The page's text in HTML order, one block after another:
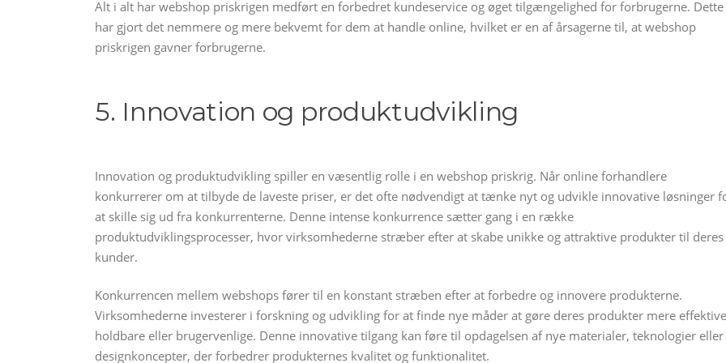
Alt i alt har webshop priskrigen medført en forbedret kundeservice og øget tilgængelighed for forbrugerne. Dette
har gjort det nemmere og mere bekvemt for dem at handle online, hvilket er en af årsagerne til, at webshop
priskrigen gavner forbrugerne.
5. Innovation og produktudvikling
Innovation og produktudvikling spiller en væsentlig rolle i en webshop priskrig. Når online forhandlere
konkurrerer om at tilbyde de laveste priser, er det ofte nødvendigt at tænke nyt og udvikle innovative løsninger
at skille sig ud fra konkurrenterne. Denne intense konkurrence sætter gang i en række
produktudviklingsprocesser, hvor virksomhederne stræber efter at skabe unikke og attraktive produkter til deres
kunder.
Konkurrencen mellem webshops fører til en konstant stræben efter at forbedre og innovere produkterne.
Virksomhederne investerer i forskning og udvikling for at finde nye måder at gøre deres produkter mere
holdbare eller brugervenlige. Denne innovative tilgang kan føre til opdagelsen af nye materialer, teknologier eller
designkoncepter, der forbedrer produkternes kvalitet og funktionalitet.